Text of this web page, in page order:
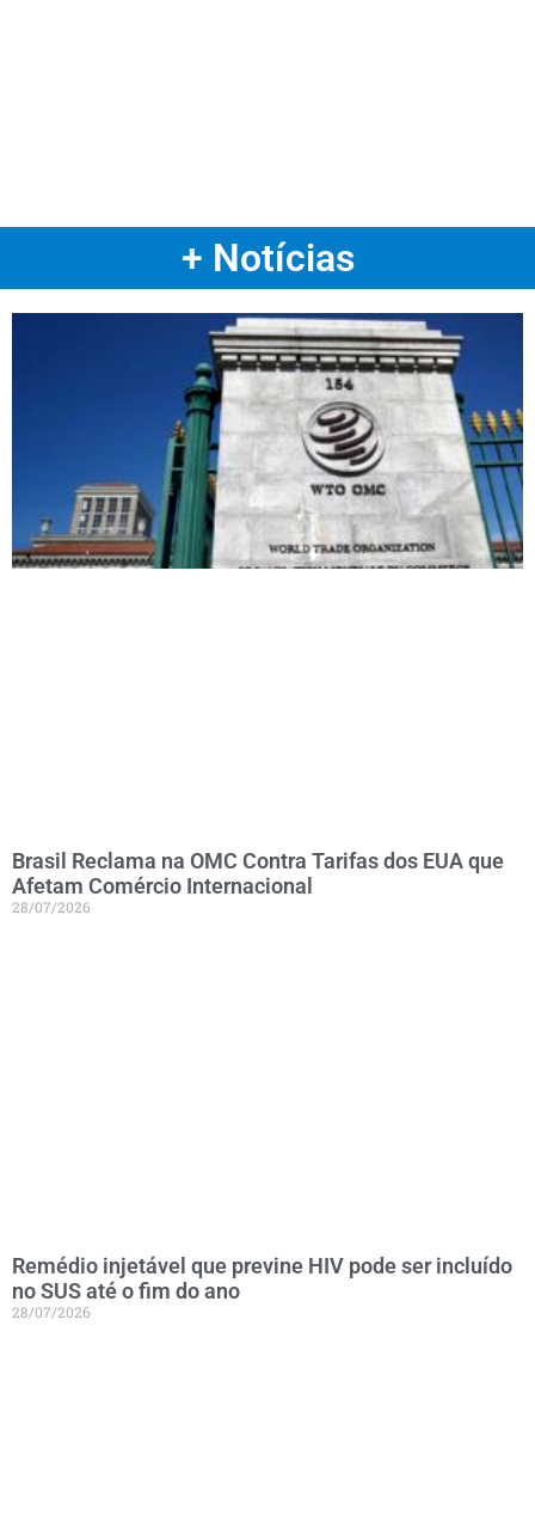
+ Notícias
Brasil Reclama na OMC Contra Tarifas dos EUA que
Afetam Comércio Internacional
28/07/2026
Remédio injetável que previne HIV pode ser incluído
no SUS até o fim do ano
28/07/2026